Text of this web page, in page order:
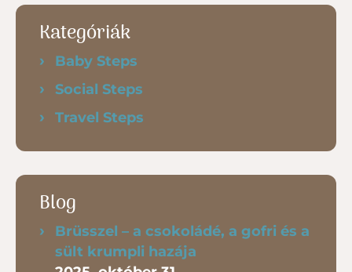
Kategóriák
Baby Steps
Social Steps
Travel Steps
Blog
Brüsszel – a csokoládé, a gofri és a
sült krumpli hazája